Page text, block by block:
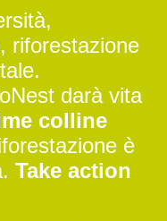
riforestazione
darà vita
colline
è
Take action